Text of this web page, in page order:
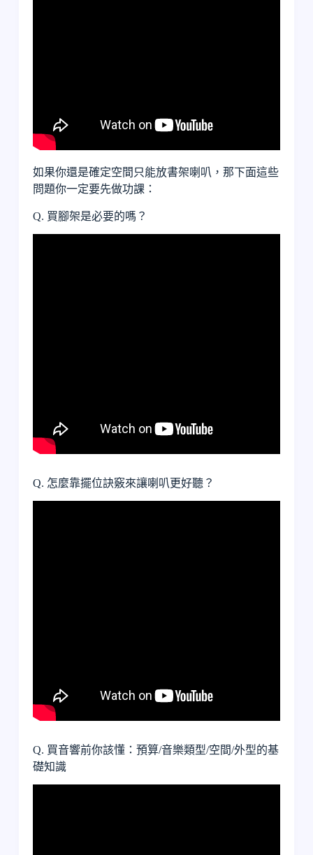
如果你還是確定空間只能放書架喇叭，那下面這些
問題你一定要先做功課：
Q. 買腳架是必要的嗎？
Q. 怎麼靠擺位訣竅來讓喇叭更好聽？
Q. 買音響前你該懂：預算/音樂類型/空間/外型的基
礎知識